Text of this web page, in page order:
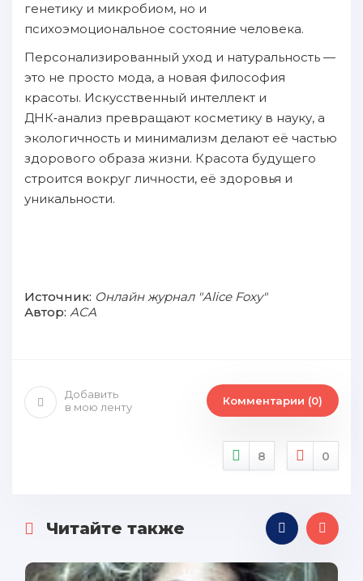
генетику и микробиом, но и
психоэмоциональное состояние человека.
Персонализированный уход и натуральность —
это не просто мода, а новая философия
красоты. Искусственный интеллект и
ДНК‑анализ превращают косметику в науку, а
экологичность и минимализм делают её частью
здорового образа жизни. Красота будущего
строится вокруг личности, её здоровья и
уникальности.
Источник: Онлайн журнал "Alice Foxy"
Автор: АСА
Добавить
в мою ленту
Комментарии (0)
8 0
Читайте также